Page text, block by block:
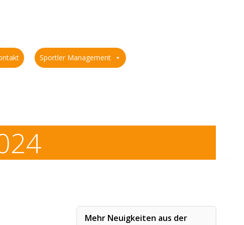
Sportler Management
Mehr Neuigkeiten aus der